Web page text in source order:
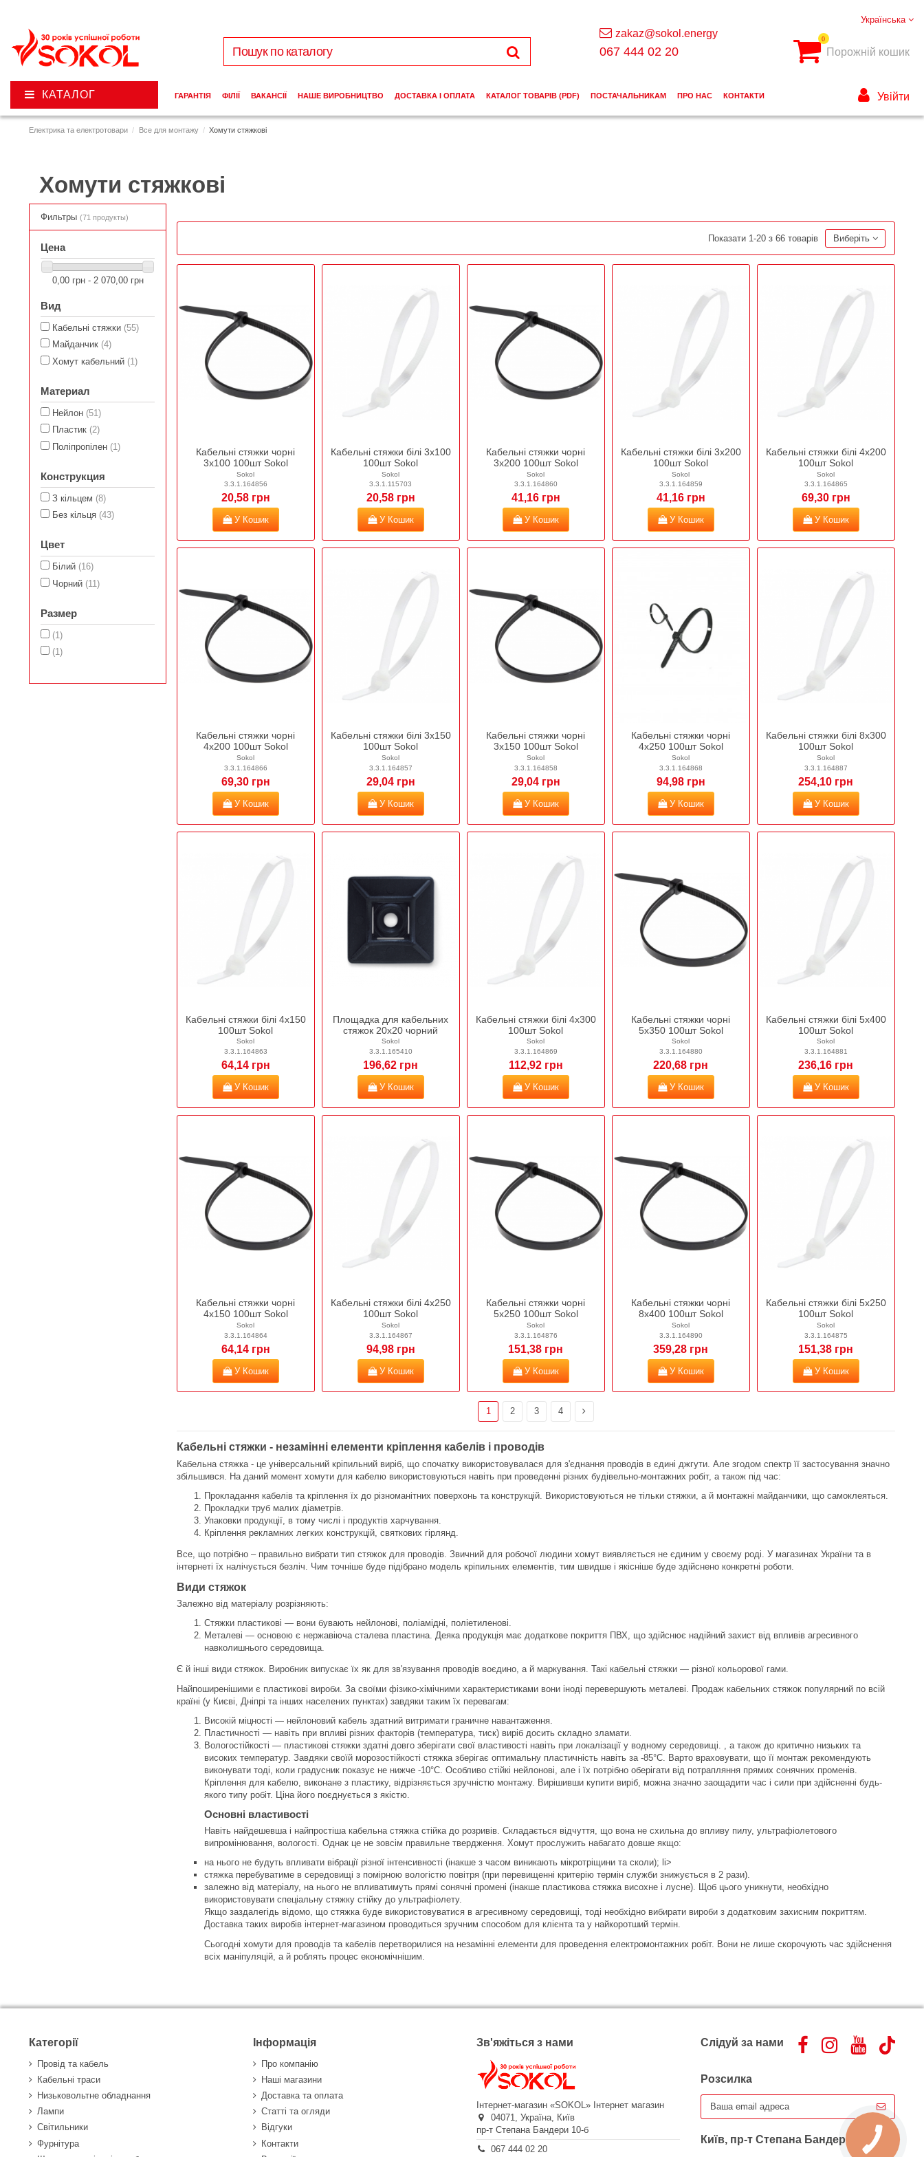
Електрика та електротовари Все для монтажу Хомути стяжкові
Хомути стяжкові
Показати 1-20 з 66 товарів Виберіть
Кабельні стяжки чорні
3х100 100шт Sokol
Sokol
3.3.1.164856
20,58 грн
У Кошик
Кабельні стяжки білі 3х100
100шт Sokol
Sokol
3.3.1.115703
20,58 грн
У Кошик
Кабельні стяжки чорні
3х200 100шт Sokol
Sokol
3.3.1.164860
41,16 грн
У Кошик
Кабельні стяжки білі 3х200
100шт Sokol
Sokol
3.3.1.164859
41,16 грн
У Кошик
Кабельні стяжки білі 4х200
100шт Sokol
Sokol
3.3.1.164865
69,30 грн
У Кошик
Кабельні стяжки чорні
4х200 100шт Sokol
Sokol
3.3.1.164866
69,30 грн
У Кошик
Кабельні стяжки білі 3х150
100шт Sokol
Sokol
3.3.1.164857
29,04 грн
У Кошик
Кабельні стяжки чорні
3х150 100шт Sokol
Sokol
3.3.1.164858
29,04 грн
У Кошик
Кабельні стяжки чорні
4х250 100шт Sokol
Sokol
3.3.1.164868
94,98 грн
У Кошик
Кабельні стяжки білі 8х300
100шт Sokol
Sokol
3.3.1.164887
254,10 грн
У Кошик
Кабельні стяжки білі 4х150
100шт Sokol
Sokol
3.3.1.164863
64,14 грн
У Кошик
Площадка для кабельних
стяжок 20х20 чорний
Sokol
3.3.1.165410
196,62 грн
У Кошик
Кабельні стяжки білі 4х300
100шт Sokol
Sokol
3.3.1.164869
112,92 грн
У Кошик
Кабельні стяжки чорні
5х350 100шт Sokol
Sokol
3.3.1.164880
220,68 грн
У Кошик
Кабельні стяжки білі 5х400
100шт Sokol
Sokol
3.3.1.164881
236,16 грн
У Кошик
Кабельні стяжки чорні
4х150 100шт Sokol
Sokol
3.3.1.164864
64,14 грн
У Кошик
Кабельні стяжки білі 4х250
100шт Sokol
Sokol
3.3.1.164867
94,98 грн
У Кошик
Кабельні стяжки чорні
5х250 100шт Sokol
Sokol
3.3.1.164876
151,38 грн
У Кошик
Кабельні стяжки чорні
8х400 100шт Sokol
Sokol
3.3.1.164890
359,28 грн
У Кошик
Кабельні стяжки білі 5х250
100шт Sokol
Sokol
3.3.1.164875
151,38 грн
У Кошик
1 2 3 4
Кабельні стяжки - незамінні елементи кріплення кабелів і проводів
Кабельна стяжка - це універсальний кріпильний виріб, що спочатку використовувалася для з'єднання проводів в єдині джгути. Але згодом спектр її застосування значно
збільшився. На даний момент хомути для кабелю використовуються навіть при проведенні різних будівельно-монтажних робіт, а також під час:
Прокладання кабелів та кріплення їх до різноманітних поверхонь та конструкцій. Використовуються не тільки стяжки, а й монтажні майданчики, що самоклеяться.
Прокладки труб малих діаметрів.
Упаковки продукції, в тому числі і продуктів харчування.
Кріплення рекламних легких конструкцій, святкових гірлянд.
Все, що потрібно – правильно вибрати тип стяжок для проводів. Звичний для робочої людини хомут виявляється не єдиним у своєму роді. У магазинах України та в
інтернеті їх налічується безліч. Чим точніше буде підібрано модель кріпильних елементів, тим швидше і якісніше буде здійснено конкретні роботи.
Види стяжок
Залежно від матеріалу розрізняють:
Стяжки пластикові — вони бувають нейлонові, поліамідні, поліетиленові.
Металеві — основою є нержавіюча сталева пластина. Деяка продукція має додаткове покриття ПВХ, що здійснює надійний захист від впливів агресивного
навколишнього середовища.
Є й інші види стяжок. Виробник випускає їх як для зв'язування проводів воєдино, а й маркування. Такі кабельні стяжки — різної кольорової гами.
Найпоширенішими є пластикові вироби. За своїми фізико-хімічними характеристиками вони іноді перевершують металеві. Продаж кабельних стяжок популярний по всій
країні (у Києві, Дніпрі та інших населених пунктах) завдяки таким їх перевагам:
Високій міцності — нейлоновий кабель здатний витримати граничне навантаження.
Пластичності — навіть при впливі різних факторів (температура, тиск) виріб досить складно зламати.
Вологостійкості — пластикові стяжки здатні довго зберігати свої властивості навіть при локалізації у водному середовищі. , а також до критично низьких та
високих температур. Завдяки своїй морозостійкості стяжка зберігає оптимальну пластичність навіть за -85°С. Варто враховувати, що її монтаж рекомендують
виконувати тоді, коли градусник показує не нижче -10°С. Особливо стійкі нейлонові, але і їх потрібно оберігати від потрапляння прямих сонячних променів.
Кріплення для кабелю, виконане з пластику, відрізняється зручністю монтажу. Вирішивши купити виріб, можна значно заощадити час і сили при здійсненні будь-
якого типу робіт. Ціна його поєднується з якістю.
Основні властивості
Навіть найдешевша і найпростіша кабельна стяжка стійка до розривів. Складається відчуття, що вона не схильна до впливу пилу, ультрафіолетового
випромінювання, вологості. Однак це не зовсім правильне твердження. Хомут прослужить набагато довше якщо:
на нього не будуть впливати вібрації різної інтенсивності (інакше з часом виникають мікротріщини та сколи); li>
стяжка перебуватиме в середовищі з помірною вологістю повітря (при перевищенні критерію термін служби знижується в 2 рази).
залежно від матеріалу, на нього не впливатимуть прямі сонячні промені (інакше пластикова стяжка висохне і лусне). Щоб цього уникнути, необхідно
використовувати спеціальну стяжку стійку до ультрафіолету.
Якщо заздалегідь відомо, що стяжка буде використовуватися в агресивному середовищі, тоді необхідно вибирати вироби з додатковим захисним покриттям.
Доставка таких виробів інтернет-магазином проводиться зручним способом для клієнта та у найкоротший термін.
Сьогодні хомути для проводів та кабелів перетворилися на незамінні елементи для проведення електромонтажних робіт. Вони не лише скорочують час здійснення
всіх маніпуляцій, а й роблять процес економічнішим.
Фильтры(71 продукты)
Цена
0,00 грн - 2 070,00 грн
Вид
Кабельні стяжки (55)
Майданчик (4)
Хомут кабельний (1)
Материал
Нейлон (51)
Пластик (2)
Поліпропілен (1)
Конструкция
З кільцем (8)
Без кільця (43)
Цвет
Білий (16)
Чорний (11)
Размер
(1)
(1)
Українська
zakaz@sokol.energy
067 444 02 20
0
Порожній кошик
КАТАЛОГ ГАРАНТІЯ ФІЛІЇ ВАКАНСІЇ НАШЕ ВИРОБНИЦТВО ДОСТАВКА І ОПЛАТА КАТАЛОГ ТОВАРІВ (PDF) ПОСТАЧАЛЬНИКАМ ПРО НАС КОНТАКТИ Увійти
Категорії
Провід та кабель
Кабельні траси
Низьковольтне обладнання
Лампи
Світильники
Фурнітура
Інформація
Про компанію
Наші магазини
Доставка та оплата
Статті та огляди
Відгуки
Контакти
Зв'яжіться з нами
Інтернет-магазин «SOKOL» Інтернет магазин
04071,Україна, Київ
пр-т Степана Бандери 10-б
067 444 02 20
Слідуй за нами
Розсилка
Київ, пр-т Степана Бандери 10-б